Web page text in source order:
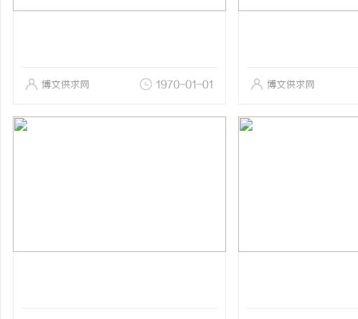
博文供求网 1970-01-01 博文供求网